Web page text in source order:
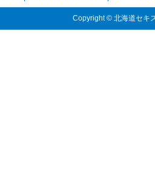
Copyright © 北海道セキ